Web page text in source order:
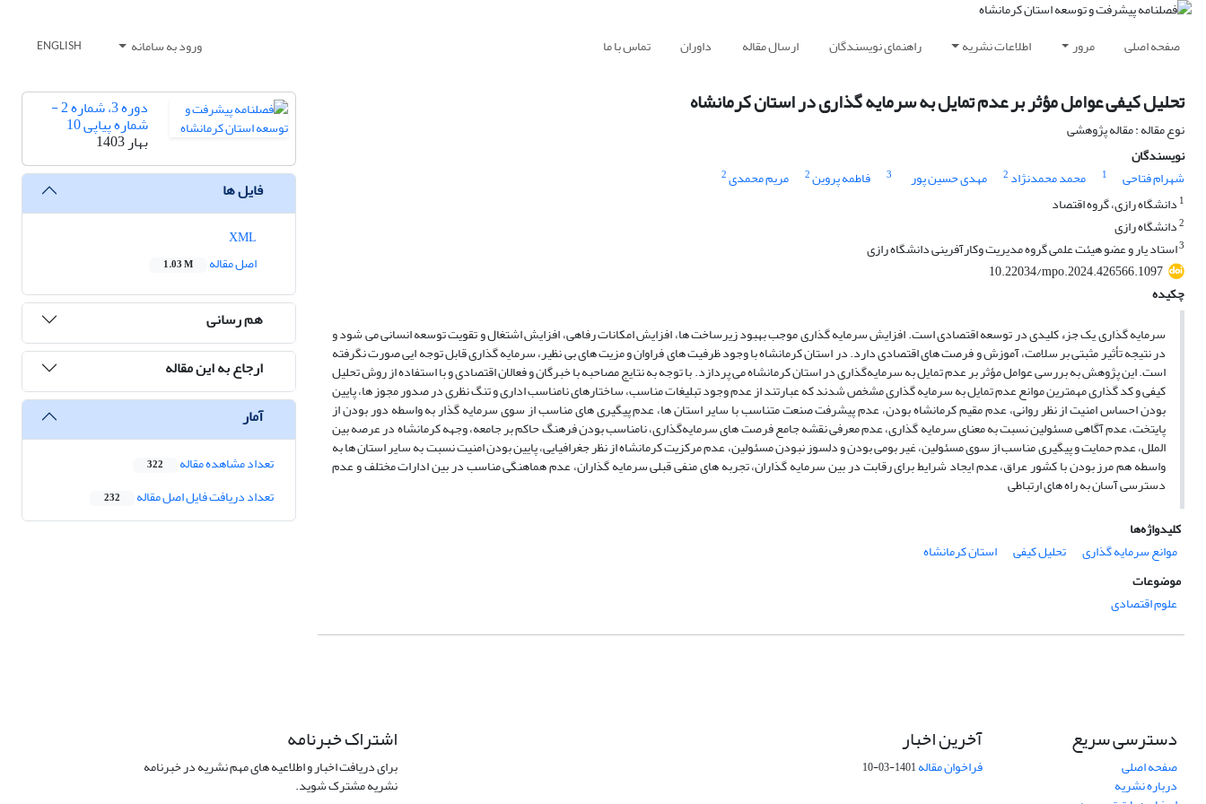
صفحه اصلی مرور اطلاعات نشریه راهنمای نویسندگان ارسال مقاله داوران تماس با ما ورود به سامانه ENGLISH
تحلیل کیفی عوامل مؤثر بر عدم تمایل به سرمایه گذاری در استان کرمانشاه
نوع مقاله : مقاله پژوهشی
نویسندگان
شهرام فتاحی
1 محمد محمدنژاد 2 مهدی حسین پور 3 فاطمه پروین2 مریم محمدی2
1 دانشگاه رازی، گروه اقتصاد
2دانشگاه رازی
3استاد یار و عضو هیئت علمی گروه مدیریت وکارآفرینی دانشگاه رازی
10.22034/mpo.2024.426566.1097
چکیده
سرمایه گذاری یک جزء کلیدی در توسعه اقتصادی است. افزایش سرمایه گذاری موجب بهبود زیرساخت ها، افزایش امکانات رفاهی، افزایش اشتغال و تقویت توسعه انسانی می شود و
در نتیجه تأثیر مثبتی بر سلامت، آموزش و فرصت های اقتصادی دارد. در استان کرمانشاه با وجود ظرفیت های فراوان و مزیت های بی نظیر، سرمایه گذاری قابل توجه ایی صورت نگرفته
است. این پژوهش به بررسی عوامل مؤثر بر عدم تمایل به سرمایه‌گذاری در استان کرمانشاه می پردازد. با توجه به نتایج مصاحبه با خبرگان و فعالان اقتصادی و با استفاده از روش تحلیل
کیفی و کد گذاری مهمترین موانع عدم تمایل به سرمایه گذاری مشخص شدند که عبارتند از عدم وجود تبلیغات مناسب، ساختارهای نامناسب اداری و تنگ نظری در صدور مجوز ها، پایین
بودن احساس امنیت از نظر روانی، عدم مقیم کرمانشاه بودن، عدم پیشرفت صنعت متناسب با سایر استان ها، عدم پیگیری های مناسب از سوی سرمایه گذار به واسطه دور بودن از
پایتخت، عدم آگاهی مسئولین نسبت به معنای سرمایه گذاری، عدم معرفی نقشه جامع فرصت های سرمایه‌گذاری، نامناسب بودن فرهنگ حاکم بر جامعه، وجهه کرمانشاه در عرصه بین
الملل، عدم حمایت و پیگیری مناسب از سوی مسئولین، غیر بومی بودن و دلسوز نبودن مسئولین، عدم مرکزیت کرمانشاه از نظر جغرافیایی، پایین بودن امنیت نسبت به سایر استان ها به
واسطه هم مرز بودن با کشور عراق، عدم ایجاد شرایط برای رقابت در بین سرمایه گذاران، تجربه های منفی قبلی سرمایه گذاران، عدم هماهنگی مناسب در بین ادارات مختلف و عدم
دسترسی آسان به راه های ارتباطی
کلیدواژه‌ها
موانع سرمایه گذاری
تحلیل کیفی
استان کرمانشاه
موضوعات
علوم اقتصادی
دوره 3، شماره 2 -
شماره پیاپی 10
بهار 1403
فایل ها
اصل مقاله
1.03 M
هم رسانی
ارجاع به این مقاله
آمار
تعداد مشاهده مقاله 322
تعداد دریافت فایل اصل مقاله 232
دسترسی سریع
صفحه اصلی
درباره نشریه
آخرین اخبار
فراخوان مقاله1401-03-10
اشتراک خبرنامه
برای دریافت اخبار و اطلاعیه های مهم نشریه در خبرنامه
نشریه مشترک شوید.